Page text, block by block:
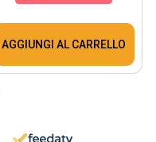
AGGIUNGI AL CARRELLO